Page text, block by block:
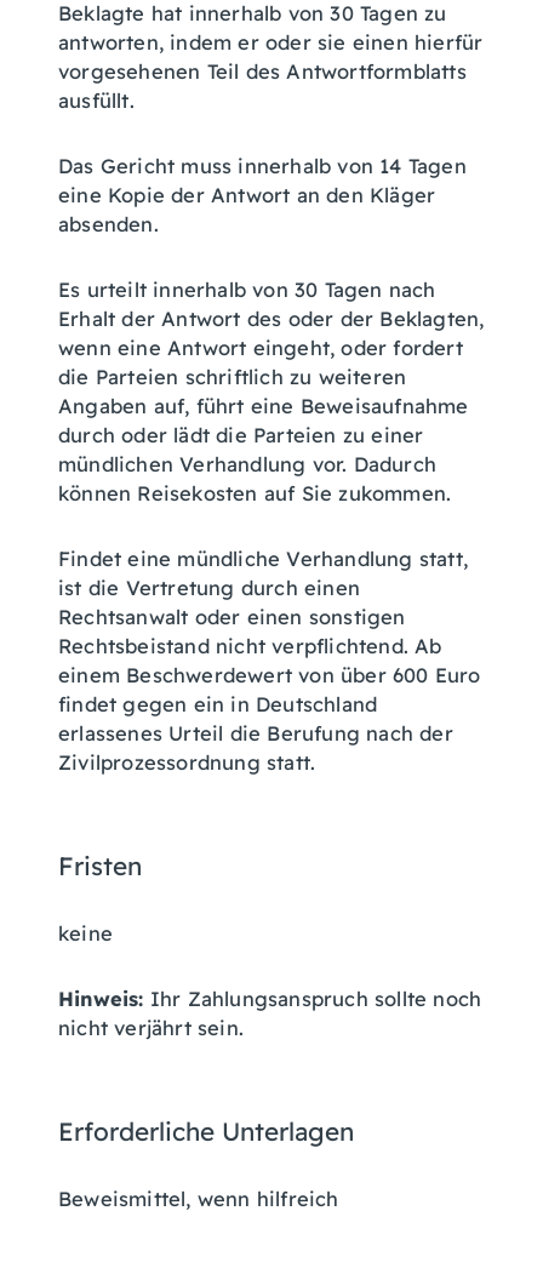
Beklagte hat innerhalb von 30 Tagen zu
antworten, indem er oder sie einen hierfür
vorgesehenen Teil des Antwortformblatts
ausfüllt.
Das Gericht muss innerhalb von 14 Tagen
eine Kopie der Antwort an den Kläger
absenden.
Es urteilt innerhalb von 30 Tagen nach
Erhalt der Antwort des oder der Beklagten,
wenn eine Antwort eingeht, oder fordert
die Parteien schriftlich zu weiteren
Angaben auf, führt eine Beweisaufnahme
durch oder lädt die Parteien zu einer
mündlichen Verhandlung vor. Dadurch
können Reisekosten auf Sie zukommen.
Findet eine mündliche Verhandlung statt,
ist die Vertretung durch einen
Rechtsanwalt oder einen sonstigen
Rechtsbeistand nicht verpflichtend. Ab
einem Beschwerdewert von über 600 Euro
findet gegen ein in Deutschland
erlassenes Urteil die Berufung nach der
Zivilprozessordnung statt.
Fristen
keine
Hinweis: Ihr Zahlungsanspruch sollte noch
nicht verjährt sein.
Erforderliche Unterlagen
Beweismittel, wenn hilfreich